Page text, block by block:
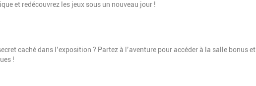
et redécouvrez les jeux sous un nouveau jour !
caché dans l’exposition ? Partez à l’aventure pour accéder à la salle bonus et
!